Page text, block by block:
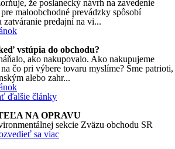
že poslanecký návrh na zavedenie
maloobchodné prevádzky spôsobí
zatváranie predajní na vi...
vstúpia do obchodu?
ako nakupovalo. Ako nakupujeme
čo pri výbere tovaru myslíme? Sme patrioti,
alebo zahr...
NA OPRAVU
sekcie Zväzu obchodu SR